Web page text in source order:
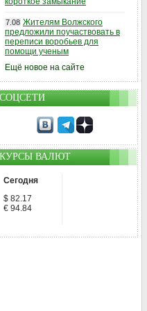
7.08 Жителям Волжского
предложили поучаствовать в
переписи воробьев для
помощи ученым
Ещё новое на сайте
СОЦСЕТИ
КУРСЫ ВАЛЮТ
Сегодня
$ 82.17
€ 94.84